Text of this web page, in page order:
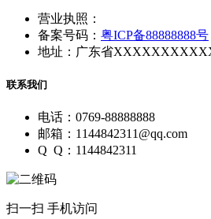
营业执照：
备案号码： 粤ICP备88888888号
地址：广东省
联系我们
电话：0769-88888888
邮箱：1144842311@qq.com
Q Q：1144842311
扫一扫 手机访问